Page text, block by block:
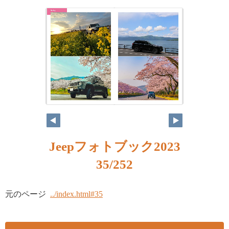
Jeepフォトブック2023
35/252
元のページ ../index.html#35